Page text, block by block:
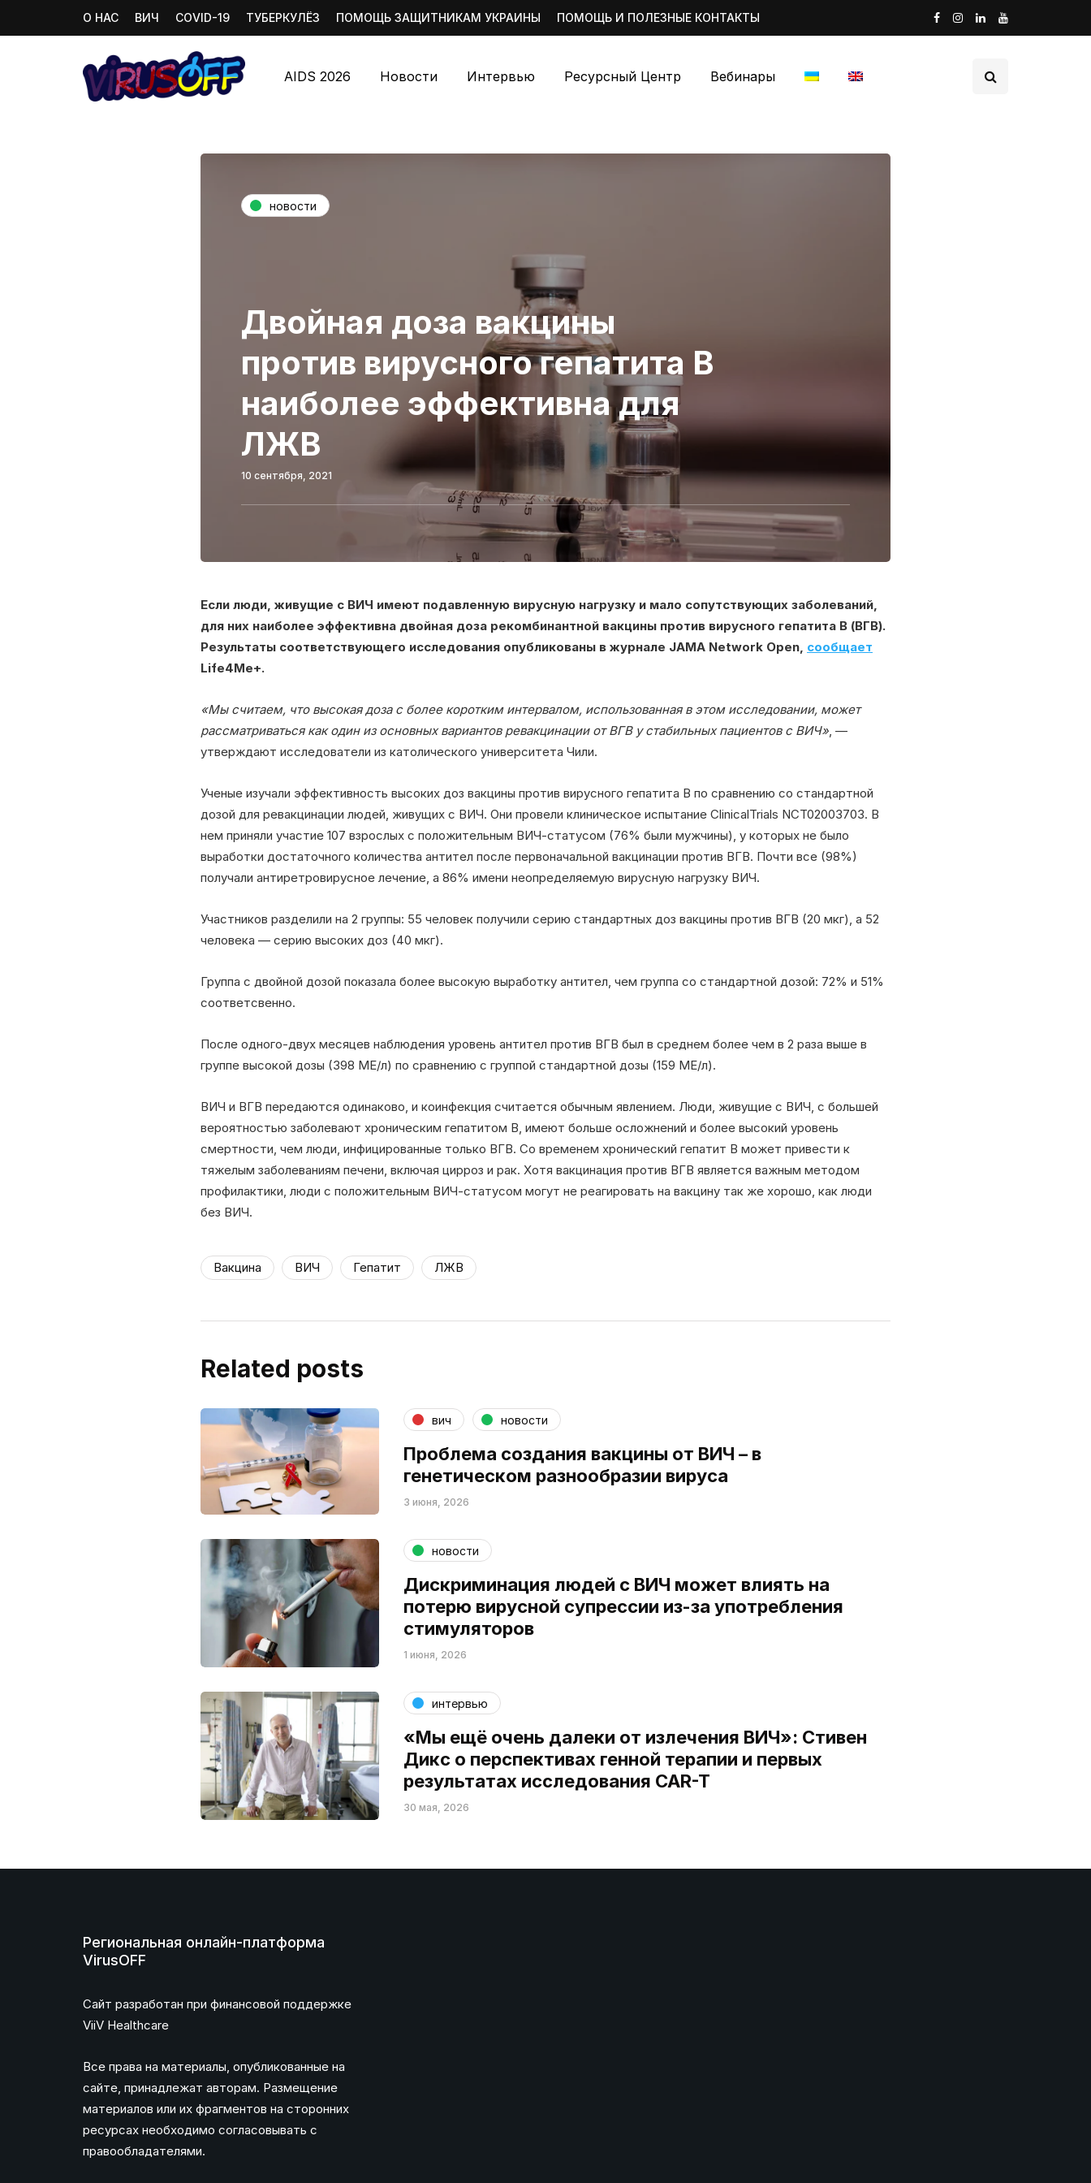
О НАС ВИЧ COVID-19 ТУБЕРКУЛЁЗ ПОМОЩЬ ЗАЩИТНИКАМ УКРАИНЫ ПОМОЩЬ И ПОЛЕЗНЫЕ КОНТАКТЫ
AIDS 2026 Новости Интервью Ресурсный Центр Вебинары
новости
Двойная доза вакцины
против вирусного гепатита В
наиболее эффективна для
ЛЖВ
10 сентября, 2021
Если люди, живущие с ВИЧ имеют подавленную вирусную нагрузку и мало сопутствующих заболеваний,
для них наиболее эффективна двойная доза рекомбинантной вакцины против вирусного гепатита В (ВГВ).
Результаты соответствующего исследования опубликованы в журнале JAMA Network Open, сообщает
Life4Me+.
«Мы считаем, что высокая доза с более коротким интервалом, использованная в этом исследовании, может
рассматриваться как один из основных вариантов ревакцинации от ВГВ у стабильных пациентов с ВИЧ», —
утверждают исследователи из католического университета Чили.
Ученые изучали эффективность высоких доз вакцины против вирусного гепатита В по сравнению со стандартной
дозой для ревакцинации людей, живущих с ВИЧ. Они провели клиническое испытание ClinicalTrials NCT02003703. В
нем приняли участие 107 взрослых с положительным ВИЧ-статусом (76% были мужчины), у которых не было
выработки достаточного количества антител после первоначальной вакцинации против ВГВ. Почти все (98%)
получали антиретровирусное лечение, а 86% имени неопределяемую вирусную нагрузку ВИЧ.
Участников разделили на 2 группы: 55 человек получили серию стандартных доз вакцины против ВГВ (20 мкг), а 52
человека — серию высоких доз (40 мкг).
Группа с двойной дозой показала более высокую выработку антител, чем группа со стандартной дозой: 72% и 51%
соответсвенно.
После одного-двух месяцев наблюдения уровень антител против ВГВ был в среднем более чем в 2 раза выше в
группе высокой дозы (398 МЕ/л) по сравнению с группой стандартной дозы (159 МЕ/л).
ВИЧ и ВГВ передаются одинаково, и коинфекция считается обычным явлением. Люди, живущие с ВИЧ, с большей
вероятностью заболевают хроническим гепатитом В, имеют больше осложнений и более высокий уровень
смертности, чем люди, инфицированные только ВГВ. Со временем хронический гепатит В может привести к
тяжелым заболеваниям печени, включая цирроз и рак. Хотя вакцинация против ВГВ является важным методом
профилактики, люди с положительным ВИЧ-статусом могут не реагировать на вакцину так же хорошо, как люди
без ВИЧ.
Вакцина ВИЧ Гепатит ЛЖВ
Related posts
вич новости
Проблема создания вакцины от ВИЧ – в
генетическом разнообразии вируса
3 июня, 2026
новости
Дискриминация людей с ВИЧ может влиять на
потерю вирусной супрессии из-за употребления
стимуляторов
1 июня, 2026
интервью
«Мы ещё очень далеки от излечения ВИЧ»: Стивен
Дикс о перспективах генной терапии и первых
результатах исследования CAR-T
30 мая, 2026
Региональная онлайн-платформа
VirusOFF
Сайт разработан при финансовой поддержке
ViiV Healthcare
Все права на материалы, опубликованные на
сайте, принадлежат авторам. Размещение
материалов или их фрагментов на сторонних
ресурсах необходимо согласовывать с
правообладателями.